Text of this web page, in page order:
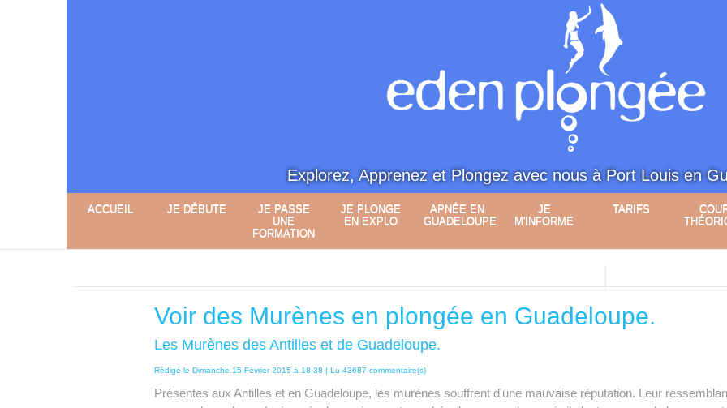
Explorez, Apprenez et Plongez avec nous à Port Louis en
ACCUEIL JE DÉBUTE
JE PASSE
UNE
FORMATION
JE PLONGE
EN EXPLO
APNÉE EN
GUADELOUPE
JE
M'INFORME
TARIFS
Voir des Murènes en plongée en Guadeloupe.
Les Murènes des Antilles et de Guadeloupe.
Rédigé le Dimanche 15 Février 2015 à 18:38 | Lu 43687 commentaire(s)
Présentes aux Antilles et en Guadeloupe, les murènes souffrent d'une mauvaise réputation. Leur